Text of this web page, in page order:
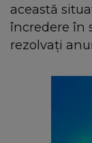
această
încredere în
rezolvați